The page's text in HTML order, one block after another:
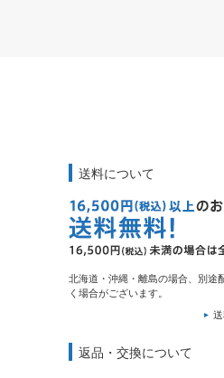
送料について
北海道・沖縄・離島の場合、別途
く場合がございます。
返品・交換について